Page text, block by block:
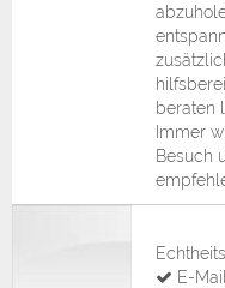
beraten
Immer
Besuch
E-Mail